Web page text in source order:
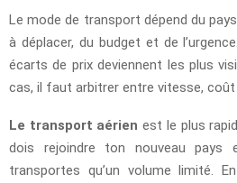
Le mode de transport dépend du
à déplacer, du budget et de
écarts de prix deviennent les plus
cas, il faut arbitrer entre vitesse,
Le transport aérien est le plus
dois rejoindre ton nouveau
transportes qu’un volume limité.